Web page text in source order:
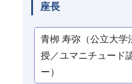
座長
青栁 寿弥（公立大学
授／ユマニチュード
ー）